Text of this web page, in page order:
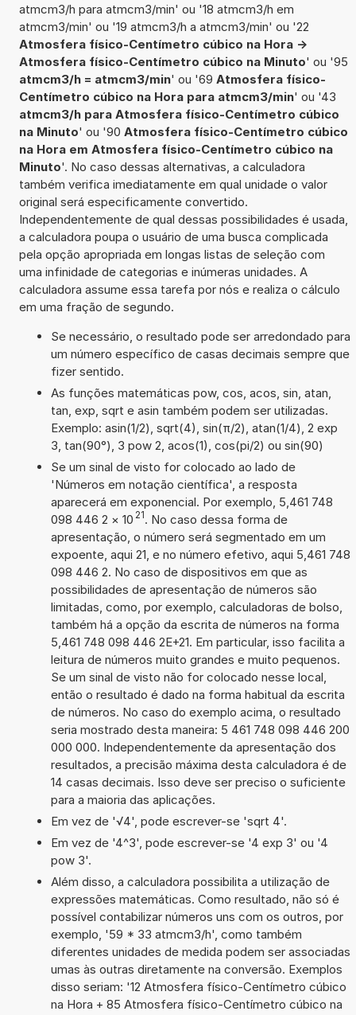
atmcm3/h para atmcm3/min' ou '18 atmcm3/h em
atmcm3/min' ou '19 atmcm3/h a atmcm3/min' ou '22
Atmosfera físico-Centímetro cúbico na Hora ->
Atmosfera físico-Centímetro cúbico na Minuto' ou '95
atmcm3/h = atmcm3/min' ou '69 Atmosfera físico-
Centímetro cúbico na Hora para atmcm3/min' ou '43
atmcm3/h para Atmosfera físico-Centímetro cúbico
na Minuto' ou '90 Atmosfera físico-Centímetro cúbico
na Hora em Atmosfera físico-Centímetro cúbico na
Minuto'. No caso dessas alternativas, a calculadora
também verifica imediatamente em qual unidade o valor
original será especificamente convertido.
Independentemente de qual dessas possibilidades é usada,
a calculadora poupa o usuário de uma busca complicada
pela opção apropriada em longas listas de seleção com
uma infinidade de categorias e inúmeras unidades. A
calculadora assume essa tarefa por nós e realiza o cálculo
em uma fração de segundo.
Se necessário, o resultado pode ser arredondado para
um número específico de casas decimais sempre que
fizer sentido.
As funções matemáticas pow, cos, acos, sin, atan,
tan, exp, sqrt e asin também podem ser utilizadas.
Exemplo: asin(1/2), sqrt(4), sin(π/2), atan(1/4), 2 exp
3, tan(90°), 3 pow 2, acos(1), cos(pi/2) ou sin(90)
Se um sinal de visto for colocado ao lado de
'Números em notação científica', a resposta
aparecerá em exponencial. Por exemplo, 5,461 748
098 446 2 × 10 21. No caso dessa forma de
apresentação, o número será segmentado em um
expoente, aqui 21, e no número efetivo, aqui 5,461 748
098 446 2. No caso de dispositivos em que as
possibilidades de apresentação de números são
limitadas, como, por exemplo, calculadoras de bolso,
também há a opção da escrita de números na forma
5,461 748 098 446 2E+21. Em particular, isso facilita a
leitura de números muito grandes e muito pequenos.
Se um sinal de visto não for colocado nesse local,
então o resultado é dado na forma habitual da escrita
de números. No caso do exemplo acima, o resultado
seria mostrado desta maneira: 5 461 748 098 446 200
000 000. Independentemente da apresentação dos
resultados, a precisão máxima desta calculadora é de
14 casas decimais. Isso deve ser preciso o suficiente
para a maioria das aplicações.
Em vez de '√4', pode escrever-se 'sqrt 4'.
Em vez de '4^3', pode escrever-se '4 exp 3' ou '4
pow 3'.
Além disso, a calculadora possibilita a utilização de
expressões matemáticas. Como resultado, não só é
possível contabilizar números uns com os outros, por
exemplo, '59 * 33 atmcm3/h', como também
diferentes unidades de medida podem ser associadas
umas às outras diretamente na conversão. Exemplos
disso seriam: '12 Atmosfera físico-Centímetro cúbico
na Hora + 85 Atmosfera físico-Centímetro cúbico na